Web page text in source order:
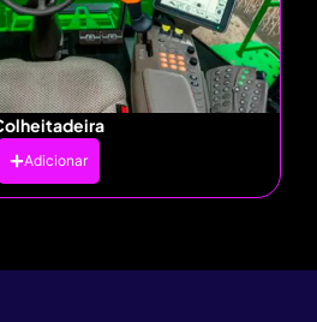
Adicionar